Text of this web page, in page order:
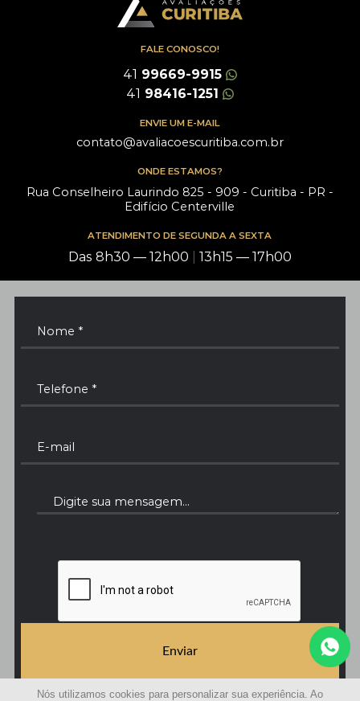
ENVIE UM E-MAIL
contato@avaliacoescuritiba.com.br
ONDE ESTAMOS?
Rua Conselheiro Laurindo 825 - 909 - Curitiba - PR -
Edifício Centerville
FALE CONOSCO!
41 99669-9915
41 98416-1251
ATENDIMENTO DE SEGUNDA A SEXTA
Das 8h30 — 12h00 13h15 — 17h00
Enviar
Nós utilizamos cookies para personalizar sua experiência. Ao